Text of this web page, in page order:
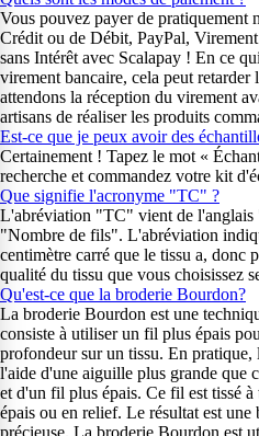
Vous pouvez payer de pratiquement
Crédit ou de Débit, PayPal,
sans Intérêt avec Scalapay ! En ce
virement bancaire, cela peut
attendons la réception du virement
artisans de réaliser les produits
Est-ce que je peux avoir des
Certainement ! Tapez le mot «
recherche et commandez votre kit
Que signifie l'acronyme "TC" ?
L'abréviation "TC" vient de
"Nombre de fils". L'abréviation
centimètre carré que le tissu a, donc
qualité du tissu que vous choisissez
Qu'est-ce que la broderie Bourdon?
La broderie Bourdon est une
consiste à utiliser un fil plus épais
profondeur sur un tissu. En pratique,
l'aide d'une aiguille plus grande que
et d'un fil plus épais. Ce fil est tissé
épais ou en relief. Le résultat est une
précieuse. La broderie Bourdon est